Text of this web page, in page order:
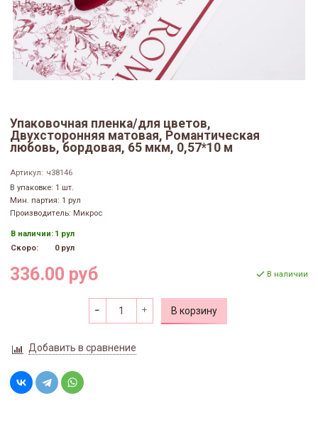
Упаковочная пленка/для цветов,
Двухсторонняя матовая, Романтическая
любовь, бордовая, 65 мкм, 0,57*10 м
Артикул: ч38146
В упаковке: 1 шт.
Мин. партия: 1 рул
Производитель: Микрос
В наличии: 1 рул
Скоро:
0 рул
336.00 руб В наличии
В корзину
Добавить в сравнение